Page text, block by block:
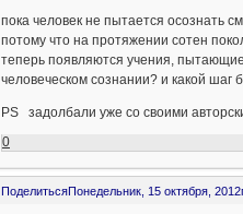
пока человек не пытается осознать
потому что на протяжении сотен
теперь появляются учения,
человеческом сознании? и какой
PS задолбали уже со своими
0
ПоделитьсяПонедельник, 15 октября,